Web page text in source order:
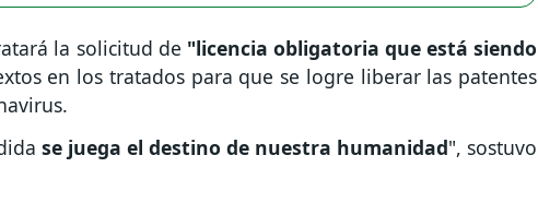
la solicitud de "licencia obligatoria que está siendo
en los tratados para que se logre liberar las patentes
se juega el destino de nuestra humanidad", sostuvo